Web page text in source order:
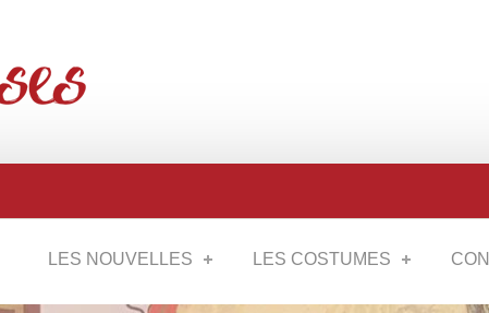
LES NOUVELLES LES COSTUMES